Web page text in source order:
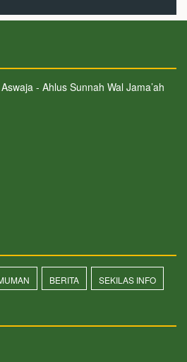
- Ahlus Sunnah Wal Jama’ah
BERITA SEKILAS INFO